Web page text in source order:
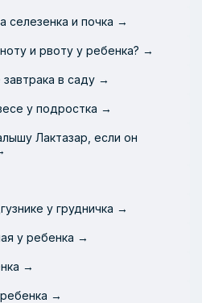
селезенка и почка →
и рвоту у ребенка? →
в саду →
у подростка →
Лактазар, если он
у грудничка →
у ребенка →
→
→